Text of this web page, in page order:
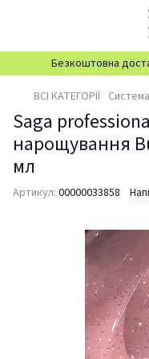
Безкоштовна
ВСІ КАТЕГОРІЇ
Saga
нарощування
мл
Артикул: 00000033858